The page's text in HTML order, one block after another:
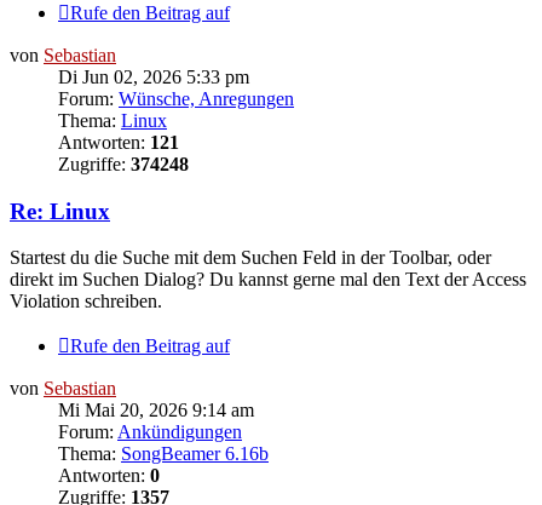
Rufe den Beitrag auf
von Sebastian
Di Jun 02, 2026 5:33 pm
Forum: Wünsche, Anregungen
Thema: Linux
Antworten: 121
Zugriffe: 374248
Re: Linux
Startest du die Suche mit dem Suchen Feld in der Toolbar, oder
direkt im Suchen Dialog? Du kannst gerne mal den Text der Access
Violation schreiben.
Rufe den Beitrag auf
von Sebastian
Mi Mai 20, 2026 9:14 am
Forum: Ankündigungen
Thema: SongBeamer 6.16b
Antworten: 0
Zugriffe: 1357